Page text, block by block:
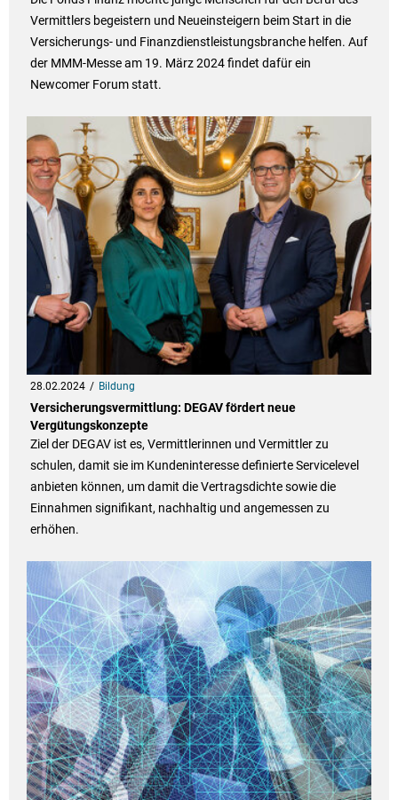
Vermittlers begeistern und Neueinsteigern beim Start in die
Versicherungs- und Finanzdienstleistungsbranche helfen. Auf
der MMM-Messe am 19. März 2024 findet dafür ein
Newcomer Forum statt.
28.02.2024 Bildung
Versicherungsvermittlung: DEGAV fördert neue
Vergütungskonzepte
Ziel der DEGAV ist es, Vermittlerinnen und Vermittler zu
schulen, damit sie im Kundeninteresse definierte Servicelevel
anbieten können, um damit die Vertragsdichte sowie die
Einnahmen signifikant, nachhaltig und angemessen zu
erhöhen.